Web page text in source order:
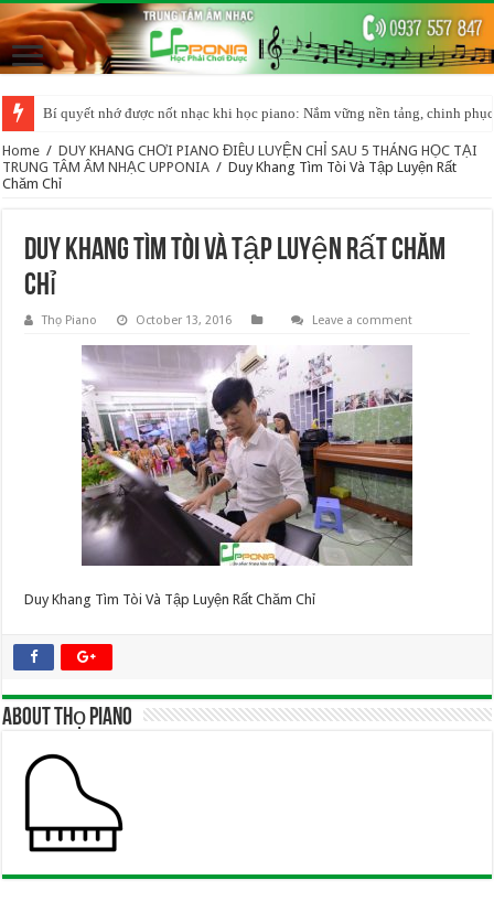
Bí quyết nhớ được nốt nhạc khi học piano: Nắm vững nền tảng, chinh
Home / DUY KHANG CHƠI PIANO ĐIÊU LUYỆN CHỈ SAU 5 THÁNG HỌC TẠI
TRUNG TÂM ÂM NHẠC UPPONIA / Duy Khang Tìm Tòi Và Tập Luyện Rất
Chăm Chỉ
Duy Khang Tìm Tòi Và Tập Luyện Rất Chăm
Chỉ
Thọ Piano October 13, 2016 Leave a comment
Duy Khang Tìm Tòi Và Tập Luyện Rất Chăm Chỉ
About Thọ Piano